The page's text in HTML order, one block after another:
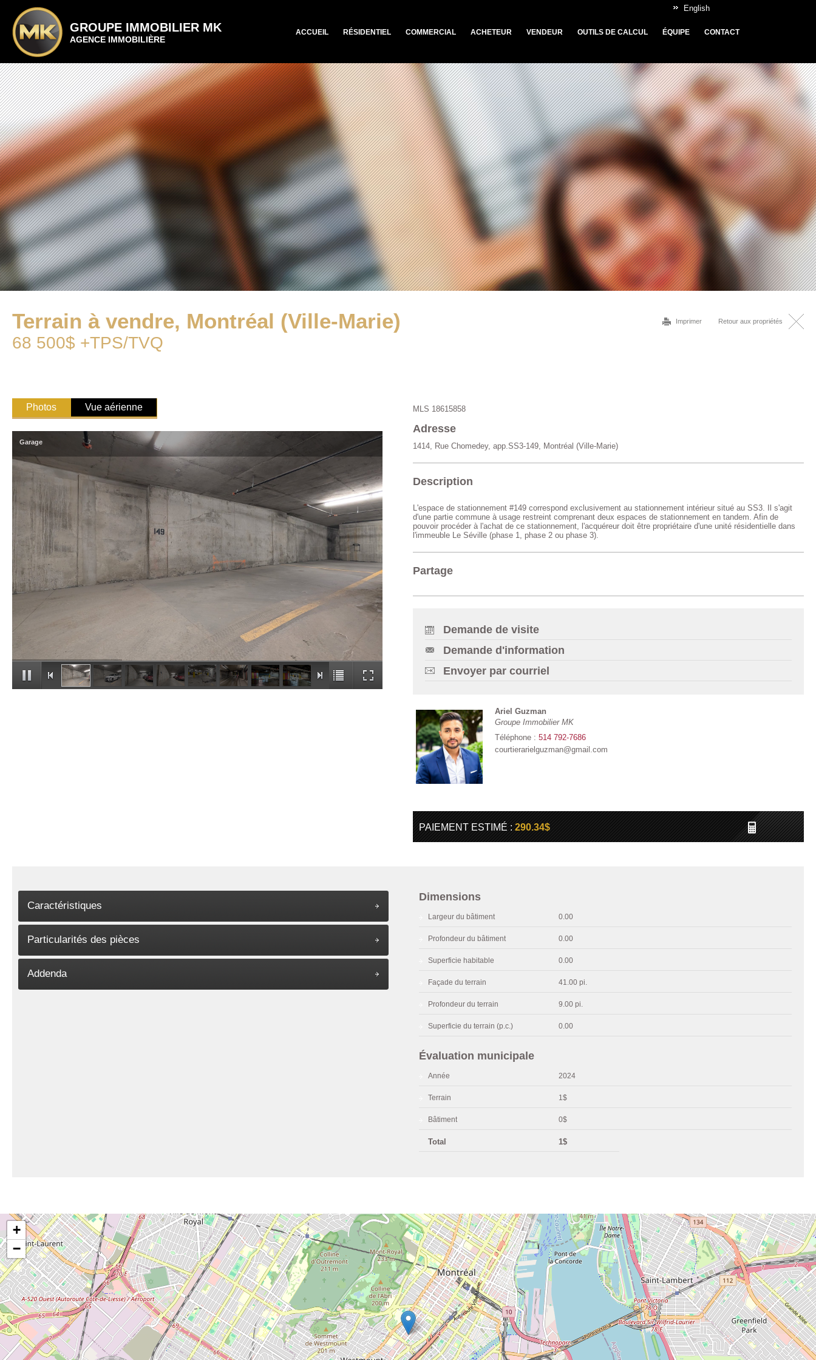
GROUPE IMMOBILIER MK
AGENCE IMMOBILIÈRE
English
ACCUEIL RÉSIDENTIEL COMMERCIAL ACHETEUR VENDEUR OUTILS DE CALCUL ÉQUIPE CONTACT
Terrain à vendre, Montréal (Ville-Marie)
68 500$ +TPS/TVQ
Imprimer Retour aux propriétés
Photos Vue aérienne
Garage
MLS 18615858
Adresse
1414, Rue Chomedey, app.SS3-149, Montréal (Ville-Marie)
Description
L'espace de stationnement #149 correspond exclusivement au stationnement intérieur situé au SS3. Il s'agit
d'une partie commune à usage restreint comprenant deux espaces de stationnement en tandem. Afin de
pouvoir procéder à l'achat de ce stationnement, l'acquéreur doit être propriétaire d'une unité résidentielle dans
l'immeuble Le Séville (phase 1, phase 2 ou phase 3).
Partage
Demande de visite
Demande d'information
Envoyer par courriel
Ariel Guzman
Groupe Immobilier MK
Téléphone : 514 792-7686
courtierarielguzman@gmail.com
PAIEMENT ESTIMÉ : 290.34$
Caractéristiques
Particularités des pièces
Addenda
Dimensions
Largeur du bâtiment 0.00
Profondeur du bâtiment 0.00
Superficie habitable 0.00
Façade du terrain 41.00 pi.
Profondeur du terrain 9.00 pi.
Superficie du terrain (p.c.) 0.00
Évaluation municipale
Année 2024
Terrain 1$
Bâtiment 0$
Total 1$